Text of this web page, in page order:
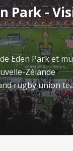
Park -
Eden Park et
Zélande
rugby union